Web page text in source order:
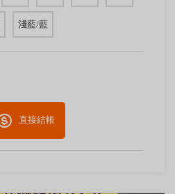
淺藍/藍
直接結帳